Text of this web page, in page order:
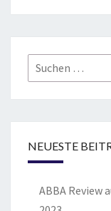
Suchen
nach:
NEUESTE
ABBA Review